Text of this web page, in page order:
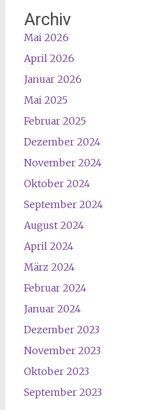
Archiv
Mai 2026
April 2026
Januar 2026
Mai 2025
Februar 2025
Dezember 2024
November 2024
Oktober 2024
September 2024
August 2024
April 2024
März 2024
Februar 2024
Januar 2024
Dezember 2023
November 2023
Oktober 2023
September 2023